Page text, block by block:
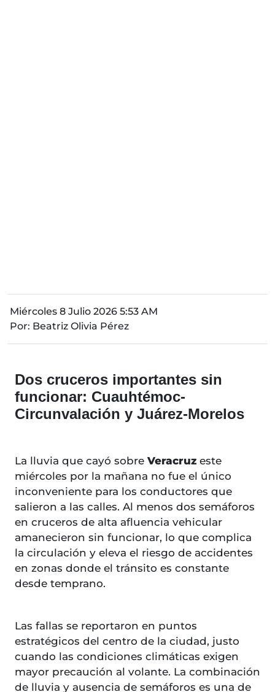
Miércoles 8 Julio 2026 5:53 AM
Por: Beatriz Olivia Pérez
Dos cruceros importantes sin
funcionar: Cuauhtémoc-
Circunvalación y Juárez-Morelos
La lluvia que cayó sobre Veracruz este
miércoles por la mañana no fue el único
inconveniente para los conductores que
salieron a las calles. Al menos dos semáforos
en cruceros de alta afluencia vehicular
amanecieron sin funcionar, lo que complica
la circulación y eleva el riesgo de accidentes
en zonas donde el tránsito es constante
desde temprano.
Las fallas se reportaron en puntos
estratégicos del centro de la ciudad, justo
cuando las condiciones climáticas exigen
mayor precaución al volante. La combinación
de lluvia y ausencia de semáforos es una de